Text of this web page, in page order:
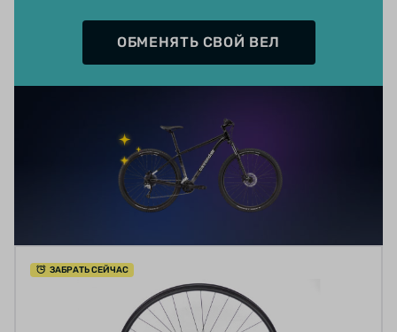
ОБМЕНЯТЬ СВОЙ ВЕЛ
ЗАБРАТЬ СЕЙЧАС